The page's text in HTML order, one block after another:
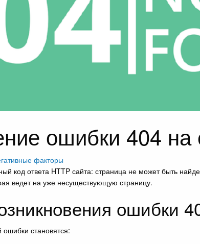
ошибки 404 на
факторы
код ответа HTTP сайта: страница не может быть
ведет на уже несуществующую страницу.
ошибки
становятся: